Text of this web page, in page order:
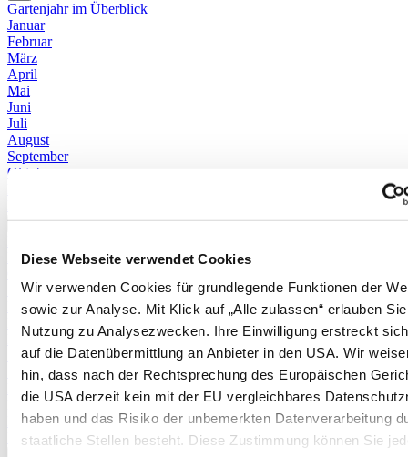
Diese Webseite verwendet Cookies
Wir verwenden Cookies für grundlegende Funktionen der
sowie zur Analyse. Mit Klick auf „Alle zulassen“ erlauben
Nutzung zu Analysezwecken. Ihre Einwilligung erstreckt
auf die Datenübermittlung an Anbieter in den USA. Wir
hin, dass nach der Rechtsprechung des Europäischen
die USA derzeit kein mit der EU vergleichbares
haben und das Risiko der unbemerkten Datenverarbeitung
staatliche Stellen besteht. Diese Zustimmung können Sie
Gartenjahr im Überblick
Januar
Februar
März
April
Mai
Juni
Juli
August
September
Oktober
Mehr anzeigen >>
Physalis
Schneiden von Weinreben
Erdnüsse
Rhabarber
Erdnüsse
Spargel (aus Pflänzchen)
Stachelbeeren
Kartoffeln
Pflanzanleitung und Befruchtertabelle für Apfelbäume
Pflanzanleitung und Befruchtertabelle für Birnbäume
Pflanzkartoffeltabelle